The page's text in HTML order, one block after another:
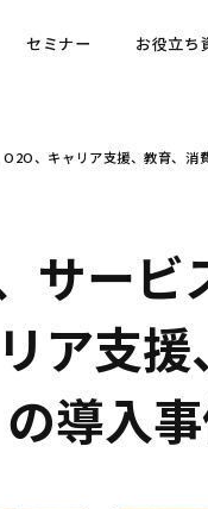
事例
セミナー お役立ち
・
、キャリア支援、教育、
サービ
ア支
導入